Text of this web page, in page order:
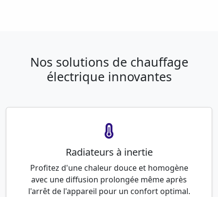
Nos solutions de chauffage
électrique innovantes
Radiateurs à inertie
Profitez d'une chaleur douce et homogène
avec une diffusion prolongée même après
l'arrêt de l'appareil pour un confort optimal.